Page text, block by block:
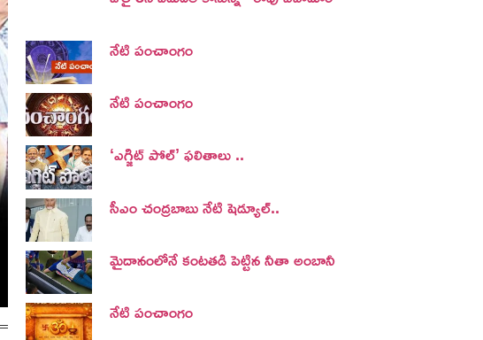
నేటి పంచాంగం
నేటి పంచాంగం
‘ఎగ్జిట్ పోల్’ ఫలితాలు ..
సీఎం చంద్రబాబు నేటి షెడ్యూల్..
మైదానంలోనే కంటతడి పెట్టిన నీతా అంబానీ
నేటి పంచాంగం